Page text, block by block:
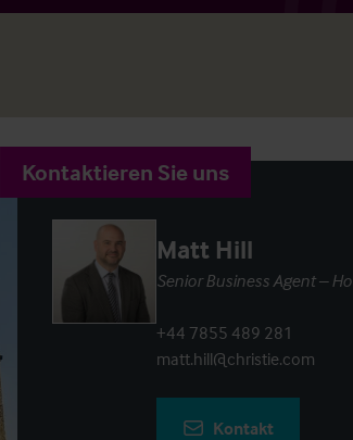
Kontaktieren Sie uns
Matt Hill
Senior Business Agent –
+44 7855 489 281
matt.hill@christie.com
Kontakt